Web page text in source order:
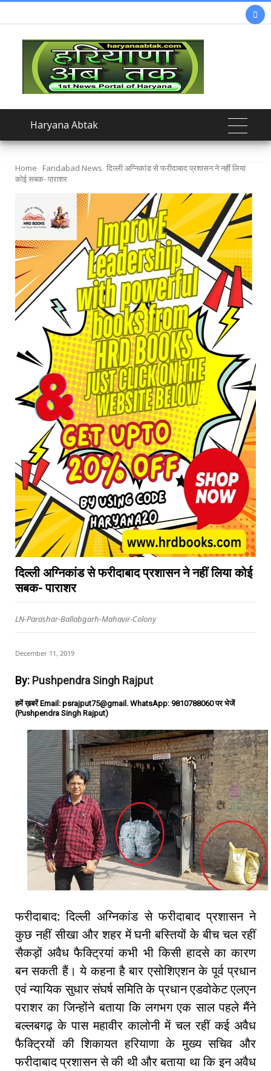

Haryana Abtak
Home Faridabad News दिल्ली अग्निकांड से फरीदाबाद प्रशासन ने नहीं लिया
कोई सबक- पाराशर
दिल्ली अग्निकांड से फरीदाबाद प्रशासन ने नहीं लिया कोई
सबक- पाराशर
LN-Parashar-Ballabgarh-Mahavir-Colony
December 11, 2019
By: Pushpendra Singh Rajput
हमें ख़बरें Email: psrajput75@gmail. WhatsApp: 9810788060 पर भेजें
(Pushpendra Singh Rajput)
फरीदाबाद: दिल्ली अग्निकांड से फरीदाबाद प्रशासन ने
कुछ नहीं सीखा और शहर में घनी बस्तियों के बीच चल रहीं
सैकड़ों अवैध फैक्ट्रियां कभी भी किसी हादसे का कारण
बन सकती हैं। ये कहना है बार एसोशिएशन के पूर्व प्रधान
एवं न्यायिक सुधार संघर्ष समिति के प्रधान एडवोकेट एलएन
पराशर का जिन्होंने बताया कि लगभग एक साल पहले मैंने
बल्लबगढ़ के पास महावीर कालोनी में चल रहीं कई अवैध
फैक्ट्रियों की शिकायत हरियाणा के मुख्य सचिव और
फरीदाबाद प्रशासन से की थी और बताया था कि इन अवैध